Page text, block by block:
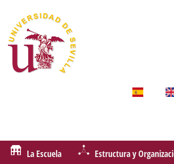
La Escuela Estructura y